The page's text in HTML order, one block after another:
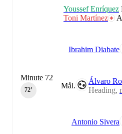
Youssef Enríquez
Toni Martínez
Ibrahim Diabate
Mål.
Álvaro
Heading,
Minute 72
72‎’‎
Antonio Sivera